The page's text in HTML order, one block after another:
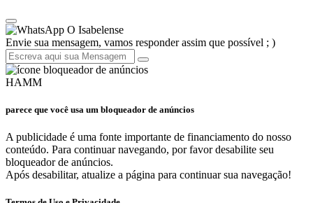
O Isabelense
Envie sua mensagem, vamos responder assim que possível ; )
HAMM
parece que você usa um bloqueador de anúncios
A publicidade é uma fonte importante de financiamento do nosso
conteúdo. Para continuar navegando, por favor desabilite seu
bloqueador de anúncios.
Após desabilitar, atualize a página para continuar sua navegação!